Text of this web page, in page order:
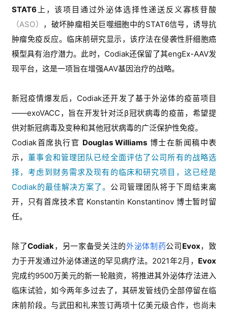
关
于
我
们
STAT6 上，该项目通过外泌体选择性递送反义寡核苷酸
（ASO） ，破坏肿瘤相关巨噬细胞中的STAT6信号，诱导抗
肿瘤免疫反应。临床前研究显示，该疗法在侵袭性肝细胞癌
模型具有治疗潜力。 此时，Codiak还保留了其engEx-AAV发
现平台，这是一项旨在增强AAV基因治疗的战略。
新冠疫情爆发后， Codiak还开发了基于外泌体的疫苗项目
——exoVACC，旨在开发针对泛β冠状病毒的疫苗，希望提
供对新冠病毒及变种和其他冠状病毒的广泛保护性免疫。
Codiak首席执行官 Douglas Williams 博士在新闻稿中表
示，董事会和管理团队已经全面评估了公司所有的战略选
择，考虑到财务需求及现有的临床和研究项目，这已经是
Codiak的最佳解决方案了。 公司管理团队将于下周结束离
开，只有首席技术官 Konstantin Konstantinov 博士暂时留
任。
除了Codiak ，另一家备受关注的外泌体制药公司Evox，致
力于开发通过外泌体递送的罕见病疗法。2021年2月， Evox
完成约9500万美元的新一轮融资，将推进其外泌体疗法进入
临床试验，如今两年多过去了，其研发管线仍全部停留在临
床前阶段。与武田和礼来签订两项十亿美元级合作，也尚未